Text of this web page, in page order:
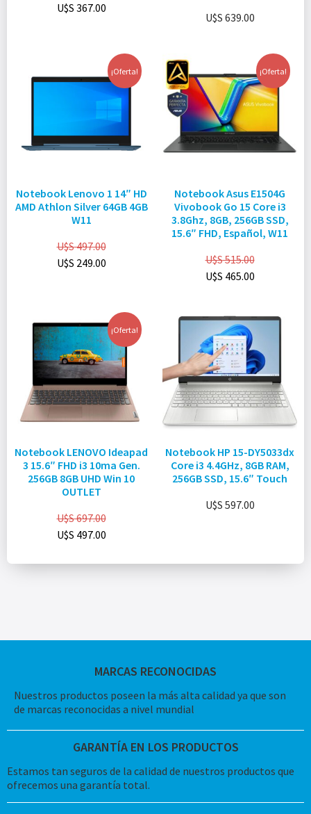
U$S 367.00
U$S 639.00
¡Oferta!
Notebook Lenovo 1 14″ HD
AMD Athlon Silver 64GB 4GB
W11
U$S497.00
U$S 249.00
¡Oferta!
Notebook Asus E1504G
Vivobook Go 15 Core i3
3.8Ghz, 8GB, 256GB SSD,
15.6″ FHD, Español, W11
U$S515.00
U$S 465.00
¡Oferta!
Notebook LENOVO Ideapad
3 15.6″ FHD i3 10ma Gen.
256GB 8GB UHD Win 10
OUTLET
U$S697.00
U$S 497.00
Notebook HP 15-DY5033dx
Core i3 4.4GHz, 8GB RAM,
256GB SSD, 15.6″ Touch
U$S 597.00
MARCAS RECONOCIDAS
Nuestros productos poseen la más alta calidad ya que son
de marcas reconocidas a nivel mundial
GARANTÍA EN LOS PRODUCTOS
Estamos tan seguros de la calidad de nuestros productos que
ofrecemos una garantía total.